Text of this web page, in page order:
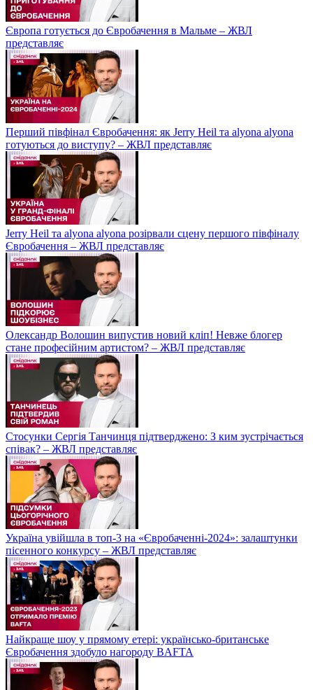
Європа готується до Євробачення в Мальме – ЖВЛ
представляє
Перший півфінал Євробачення: як Jerry Heil та alyona alyona
готуються до виступу? – ЖВЛ представляє
Jerry Heil та аlyona аlyona розірвали сцену першого півфіналу
Євробачення – ЖВЛ представляє
Олександр Волошин випустив новий кліп! Невже блогер
стане професійним артистом? – ЖВЛ представляє
Стосунки Сергія Танчинця підтверджено: З ким зустрічається
співак? – ЖВЛ представляє
Україна увійшла в топ-3 на «Євробаченні-2024»: залаштунки
пісенного конкурсу – ЖВЛ представляє
Найкраще шоу у прямому етері: українсько-британське
Євробачення здобуло нагороду BAFTA